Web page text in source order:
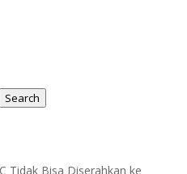
Search
Tidak Bisa Diserahkan ke